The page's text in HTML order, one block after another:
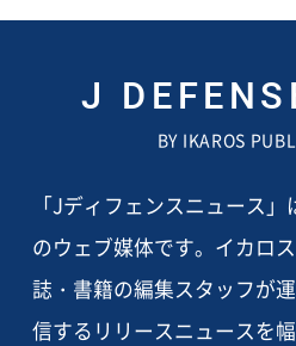
J
BY IKAROS
「Jディフェンスニュース
のウェブ媒体です。イカロ
誌・書籍の編集スタッフが
信するリリースニュースを